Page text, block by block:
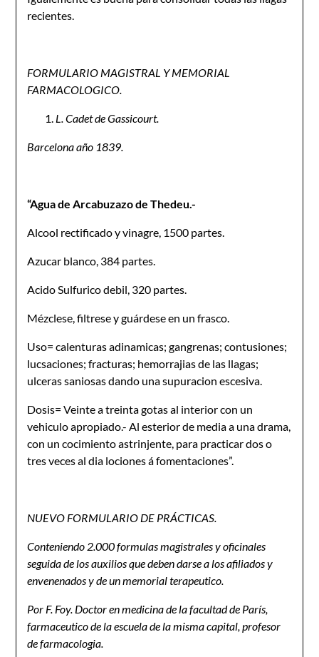
recientes.
FORMULARIO MAGISTRAL Y MEMORIAL
FARMACOLOGICO.
L. Cadet de Gassicourt.
Barcelona año 1839.
“Agua de Arcabuzazo de Thedeu.-
Alcool rectificado y vinagre, 1500 partes.
Azucar blanco, 384 partes.
Acido Sulfurico debil, 320 partes.
Mézclese, filtrese y guárdese en un frasco.
Uso= calenturas adinamicas; gangrenas; contusiones;
lucsaciones; fracturas; hemorrajias de las llagas;
ulceras saniosas dando una supuracion escesiva.
Dosis= Veinte a treinta gotas al interior con un
vehiculo apropiado.- Al esterior de media a una drama,
con un cocimiento astrinjente, para practicar dos o
tres veces al dia lociones á fomentaciones”.
NUEVO FORMULARIO DE PRÁCTICAS.
Conteniendo 2.000 formulas magistrales y oficinales
seguida de los auxilios que deben darse a los afiliados y
envenenados y de un memorial terapeutico.
Por F. Foy. Doctor en medicina de la facultad de París,
farmaceutico de la escuela de la misma capital, profesor
de farmacologia.